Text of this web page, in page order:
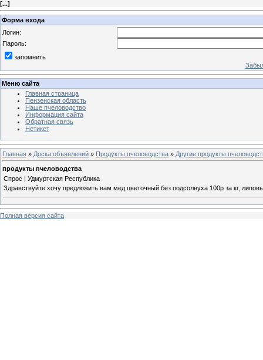
[...]
Форма входа
Логин:
Пароль:
запомнить
Меню сайта
Главная страница
Пензенская область
Наше пчеловодство
Информация сайта
Обратная связь
Нетикет
Главная » Доска объявлений » Продукты пчеловодства » Другие продукты
продукты пчеловодства
Спрос | Удмуртская Республика
Здравствуйте хочу предложить вам мед цветочный без подсолнуха 100р за кг,
Полная версия сайта